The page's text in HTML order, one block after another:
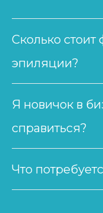
Сколько
эпиляции?
Я новичок в
справиться?
Что